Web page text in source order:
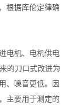
根据库伦定律确
电机、电机供电
的刀口式改进为
、噪音更低。因
主要用于测定的